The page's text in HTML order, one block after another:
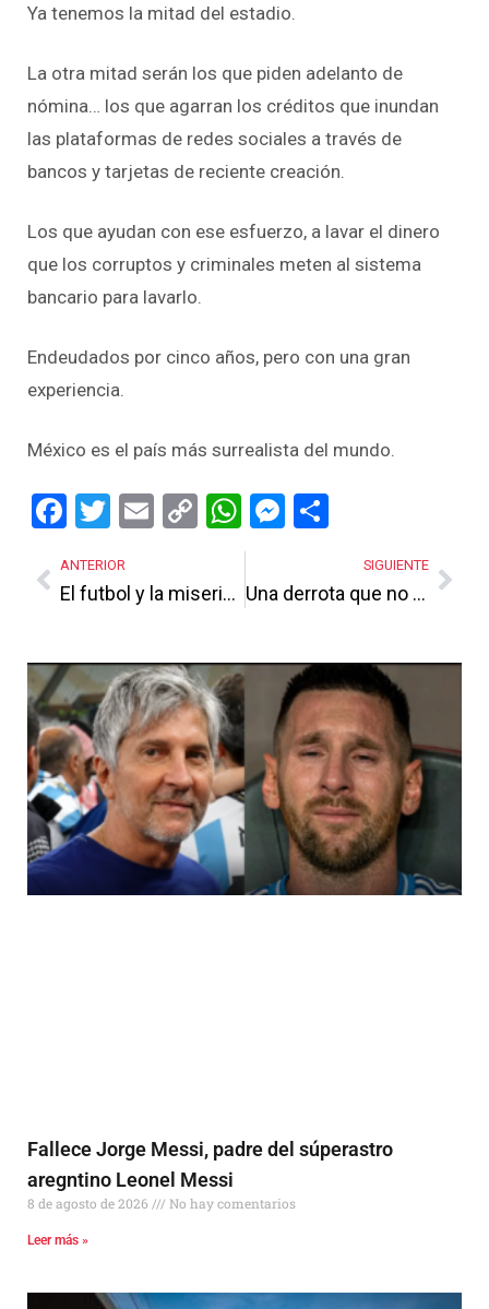
Ya tenemos la mitad del estadio.
La otra mitad serán los que piden adelanto de
nómina… los que agarran los créditos que inundan
las plataformas de redes sociales a través de
bancos y tarjetas de reciente creación.
Los que ayudan con ese esfuerzo, a lavar el dinero
que los corruptos y criminales meten al sistema
bancario para lavarlo.
Endeudados por cinco años, pero con una gran
experiencia.
México es el país más surrealista del mundo.
Facebook
Twitter
EmailCopy
Link
WhatsApp
Messenger
ANTERIOR
El futbol y la miseria de un país
SIGUIENTE
Una derrota que no debe ser estéril
Más Noticias
Fallece Jorge Messi, padre del súperastro
aregntino Leonel Messi
8 de agosto de 2026 No hay comentarios
Leer más »